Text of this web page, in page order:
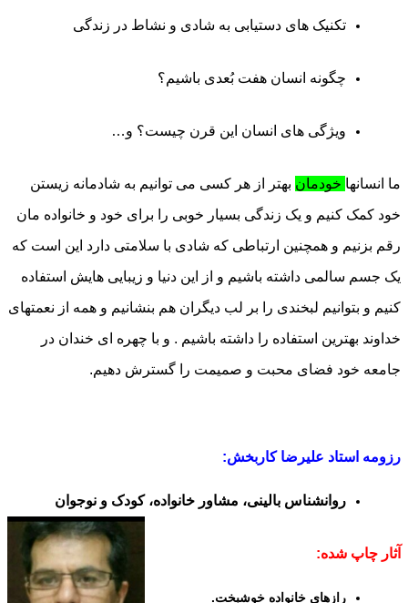
تکنیک های دستیابی به شادی و نشاط در زندگی
چگونه انسان هفت بُعدی باشیم؟
ویژگی های انسان این قرن چیست؟ و…
ما انسانها خودمان بهتر از هر کسی می توانیم به شادمانه زیستن
خود کمک کنیم و یک زندگی بسیار خوبی را برای خود و خانواده مان
رقم بزنیم و همچنین ارتباطی که شادی با سلامتی دارد این است که
یک جسم سالمی داشته باشیم و از این دنیا و زیبایی هایش استفاده
کنیم و بتوانیم لبخندی را بر لب دیگران هم بنشانیم و همه از نعمتهای
خداوند بهترین استفاده را داشته باشیم . و با چهره ای خندان در
جامعه خود فضای محبت و صمیمت را گسترش دهیم.
رزومه استاد علیرضا کاربخش:
ر وانشناس بالینی، مشاور خانواده، کودک و نوجوان
آثار چاپ شده:
رازهای خانواده خوشبخت.